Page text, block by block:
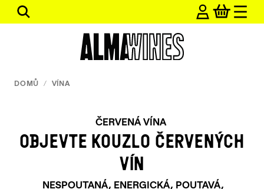
Přejít
Hledat
DOMŮ / VÍNA
ČERVENÁ VÍNA
OBJEVTE KOUZLO ČERVENÝCH
VÍN
NESPOUTANÁ, ENERGICKÁ, POUTAVÁ,